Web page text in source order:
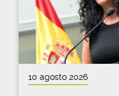
10 agosto 2026